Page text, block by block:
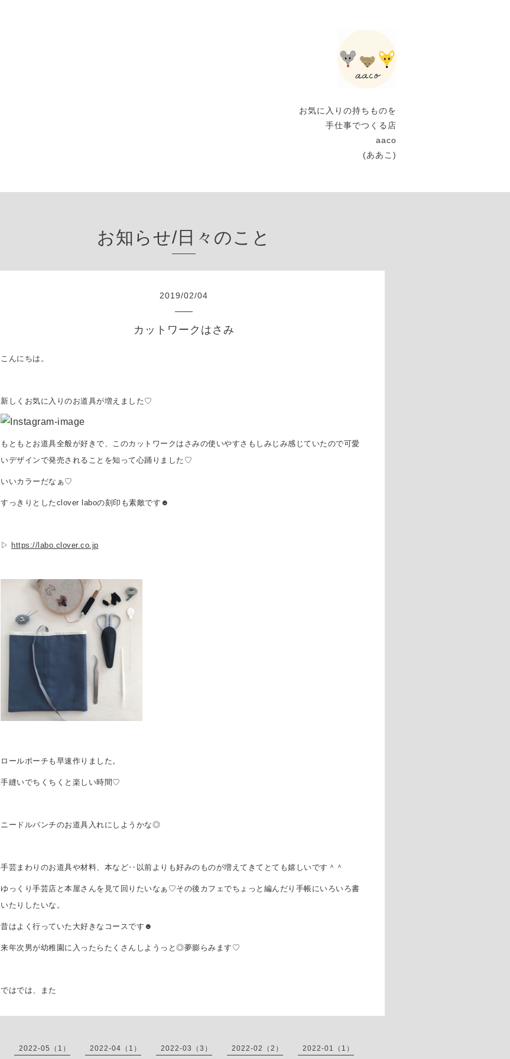
お気に入りの持ちものを
手仕事でつくる店
aaco
(ああこ)
お知らせ/日々のこと
2019/02/04
カットワークはさみ
こんにちは。
新しくお気に入りのお道具が増えました♡
もともとお道具全般が好きで、このカットワークはさみの使いやすさもしみじみ感じていたので可愛
いデザインで発売されることを知って心踊りました♡
いいカラーだなぁ♡
すっきりとしたclover laboの刻印も素敵です☻
▷ https://labo.clover.co.jp
ロールポーチも早速作りました。
手縫いでちくちくと楽しい時間♡
ニードルパンチのお道具入れにしようかな◎
手芸まわりのお道具や材料、本など‥以前よりも好みのものが増えてきてとても嬉しいです＾＾
ゆっくり手芸店と本屋さんを見て回りたいなぁ♡その後カフェでちょっと編んだり手帳にいろいろ書
いたりしたいな。
昔はよく行っていた大好きなコースです☻
来年次男が幼稚園に入ったらたくさんしようっと◎夢膨らみます♡
ではでは、また
2022-05（1） 2022-04（1） 2022-03（3） 2022-02（2） 2022-01（1）